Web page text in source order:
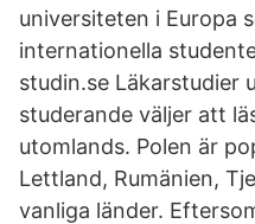
universiteten i Europa
internationella
studin.se Läkarstudier
studerande väljer att
utomlands. Polen är
Lettland, Rumänien,
vanliga länder.